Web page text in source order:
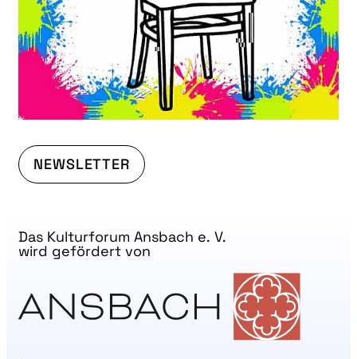
NEWSLETTER
Das Kulturforum Ansbach e. V.
wird gefördert von